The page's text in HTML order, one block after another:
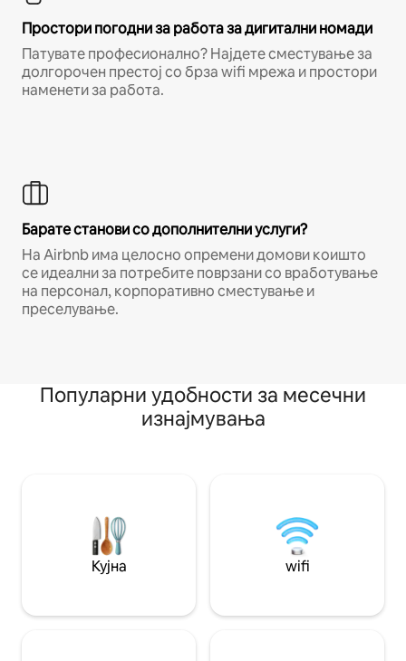
Простори погодни за работа за дигитални номади
Патувате професионално? Најдете сместување за
долгорочен престој со брза wifi мрежа и простори
наменети за работа.
Барате станови со дополнителни услуги?
На Airbnb има целосно опремени домови коишто
се идеални за потребите поврзани со вработување
на персонал, корпоративно сместување и
преселување.
Популарни удобности за месечни
изнајмувања
Кујна wifi